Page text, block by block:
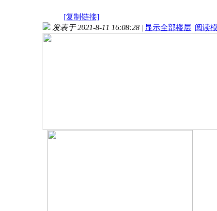
[复制链接]
发表于 2021-8-11 16:08:28 | 显示全部楼层 |阅读